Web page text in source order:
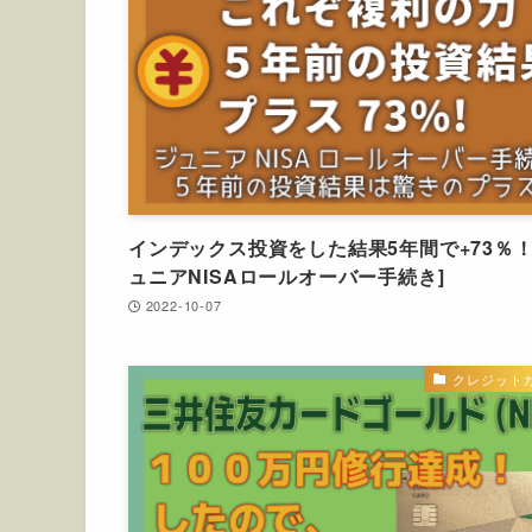
インデックス投資をした結果5年間で+73％
ュニアNISAロールオーバー手続き]
2022-10-07
クレジット